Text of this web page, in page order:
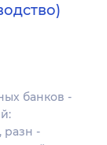
банков -
разн -